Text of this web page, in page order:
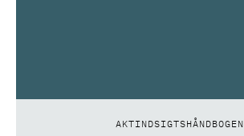
AKTINDSIGTSHÅNDBOGEN